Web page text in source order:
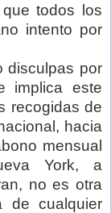
todos los
intento por
disculpas por
implica este
recogidas de
hacia
mensual
York, a
no es otra
de cualquier